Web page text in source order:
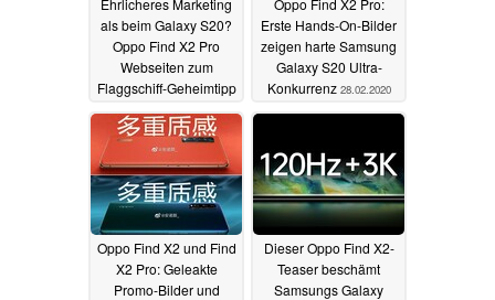
Ehrlicheres Marketing
als beim Galaxy S20?
Oppo Find X2 Pro
Webseiten zum
Flaggschiff-Geheimtipp
geleakt01.03.2020
Oppo Find X2 Pro:
Erste Hands-On-Bilder
zeigen harte Samsung
Galaxy S20 Ultra-
Konkurrenz 28.02.2020
Oppo Find X2 und Find
X2 Pro: Geleakte
Promo-Bilder und
Dieser Oppo Find X2-
Teaser beschämt
Samsungs Galaxy